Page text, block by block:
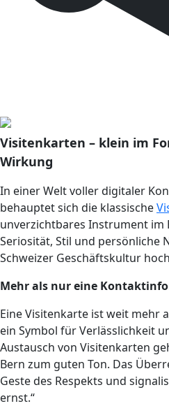
Visitenkarten – klein im
Wirkung
In einer Welt voller digitaler
behauptet sich die klassische
unverzichtbares Instrument im
Seriosität, Stil und persönliche
Schweizer Geschäftskultur
Mehr als nur eine
Eine Visitenkarte ist weit mehr
ein Symbol für Verlässlichkeit
Austausch von Visitenkarten
Bern zum guten Ton. Das
Geste des Respekts und
ernst.“